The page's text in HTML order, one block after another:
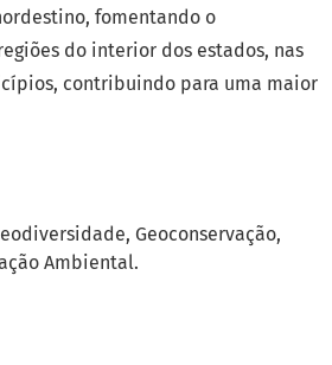
Geoconservação
Ambiental.
fomentando o
do interior dos estados, nas
contribuindo para uma maior